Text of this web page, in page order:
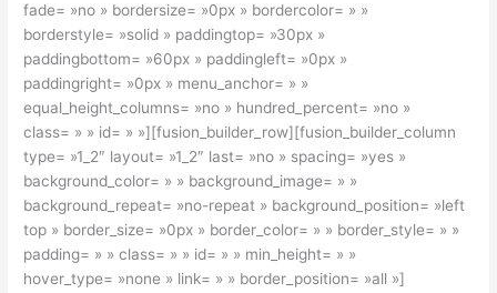
fade= »no » bordersize= »0px » bordercolor= » »
borderstyle= »solid » paddingtop= »30px »
paddingbottom= »60px » paddingleft= »0px »
paddingright= »0px » menu_anchor= » »
equal_height_columns= »no » hundred_percent= »no »
class= » » id= » »][fusion_builder_row][fusion_builder_column
type= »1_2″ layout= »1_2″ last= »no » spacing= »yes »
background_color= » » background_image= » »
background_repeat= »no-repeat » background_position= »left
top » border_size= »0px » border_color= » » border_style= » »
padding= » » class= » » id= » » min_height= » »
hover_type= »none » link= » » border_position= »all »]